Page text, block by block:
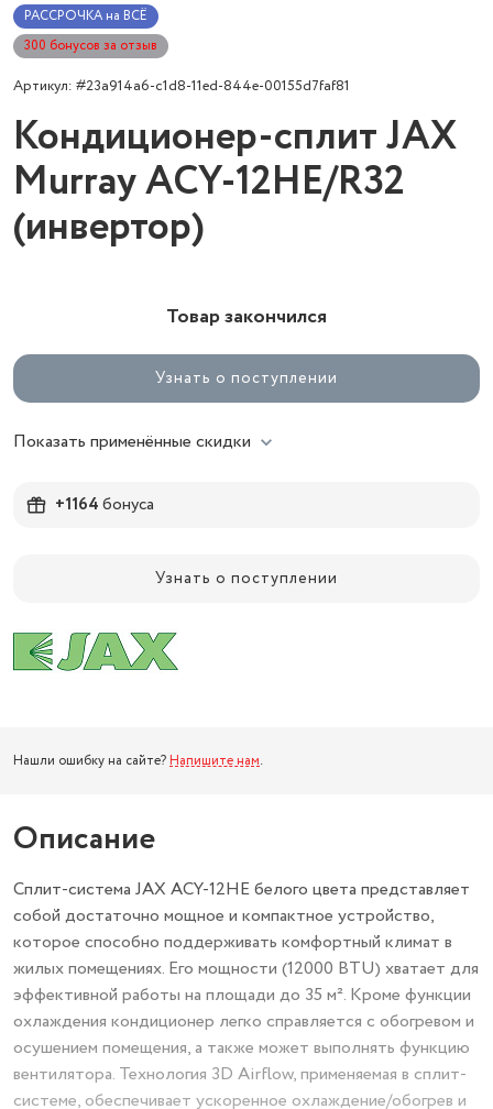
РАССРОЧКА на ВСЁ
300 бонусов за отзыв
Артикул: #23a914a6-c1d8-11ed-844e-00155d7faf81
Кондиционер-сплит JAX
Murray ACY-12HE/R32
(инвертор)
Товар закончился
Узнать о поступлении
Показать применённые скидки
+1164бонуса
Узнать о поступлении
Нашли ошибку на сайте? Напишите нам.
Описание
Сплит-система JAХ ACY-12HE белого цвета представляет
собой достаточно мощное и компактное устройство,
которое способно поддерживать комфортный климат в
жилых помещениях. Его мощности (12000 BTU) хватает для
эффективной работы на площади до 35 м². Кроме функции
охлаждения кондиционер легко справляется с обогревом и
осушением помещения, а также может выполнять функцию
вентилятора. Технология 3D Airflow, применяемая в сплит-
системе, обеспечивает ускоренное охлаждение/обогрев и